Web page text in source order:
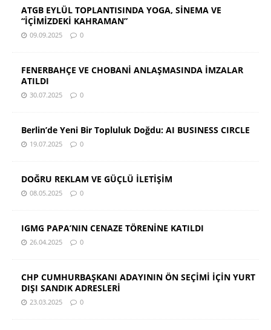
ATGB EYLÜL TOPLANTISINDA YOGA, SİNEMA VE
“İÇİMİZDEKİ KAHRAMAN”
09.09.2025 0
FENERBAHÇE VE CHOBANİ ANLAŞMASINDA İMZALAR
ATILDI
30.07.2025 0
Berlin’de Yeni Bir Topluluk Doğdu: AI BUSINESS CIRCLE
19.07.2025 0
DOĞRU REKLAM VE GÜÇLÜ İLETİŞİM
08.05.2025 0
IGMG PAPA’NIN CENAZE TÖRENİNE KATILDI
26.04.2025 0
CHP CUMHURBAŞKANI ADAYININ ÖN SEÇİMİ İÇİN YURT
DIŞI SANDIK ADRESLERİ
23.03.2025 0